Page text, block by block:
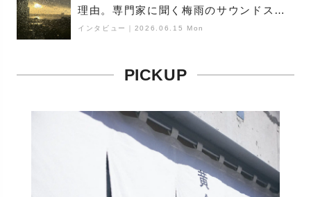
理由。専門家に聞く梅雨のサウンドス
ケープ
インタビュー 2026.06.15 Mon
PICKUP